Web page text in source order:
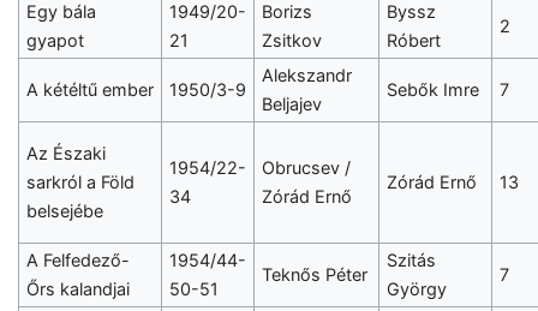
Egy bála
gyapot
1949/20-
21
Borizs
Zsitkov
Byssz
Róbert
2
A kétéltű ember 1950/3-9
Alekszandr
Beljajev
Sebők Imre 7
Az Északi
sarkról a Föld
belsejébe
1954/22-
34
Obrucsev /
Zórád Ernő
Zórád Ernő 13
A Felfedező-
Őrs kalandjai
1954/44-
50-51
Teknős Péter
Szitás
György
7